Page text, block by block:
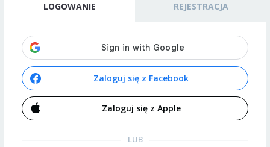
LOGOWANIE REJESTRACJA
Zaloguj się z Facebook
Zaloguj się z Apple
LUB